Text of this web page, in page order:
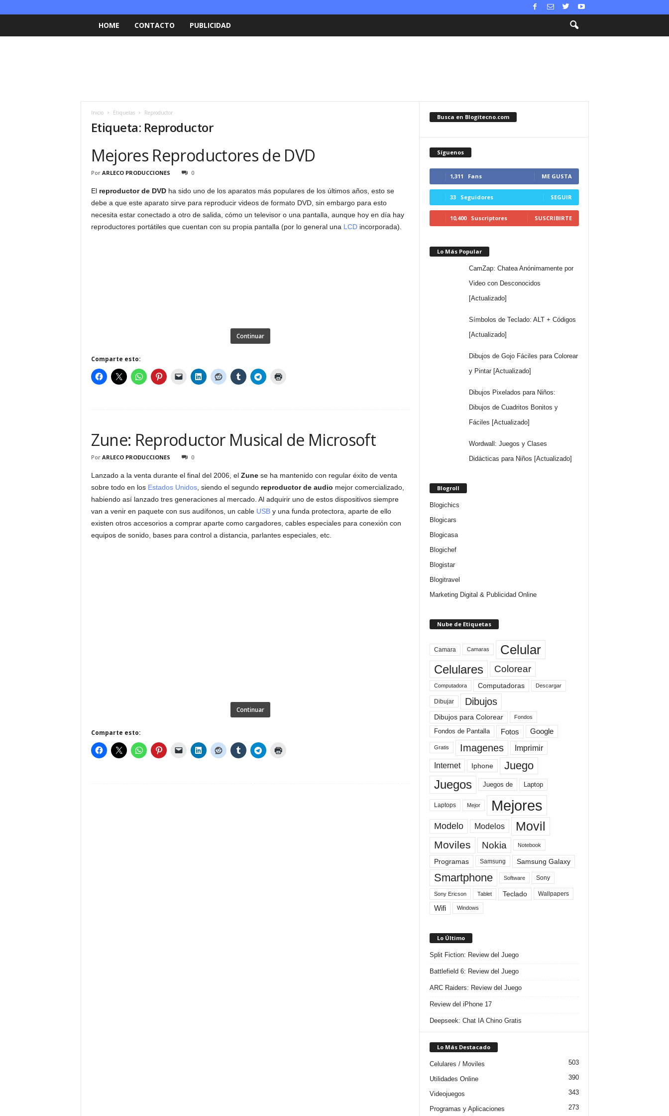
HOME CONTACTO PUBLICIDAD
Inicio Etiquetas Reproductor
Etiqueta: Reproductor
Mejores Reproductores de DVD
Por ARLECO PRODUCCIONES 0
El reproductor de DVDha sido uno de los aparatos más populares de los últimos años, esto se
debe a que este aparato sirve para reproducir videos de formato DVD, sin embargo para esto
necesita estar conectado a otro de salida, cómo un televisor o una pantalla, aunque hoy en día hay
reproductores portátiles que cuentan con su propia pantalla (por lo general una LCDincorporada).
Continuar
Comparte esto:
Zune: Reproductor Musical de Microsoft
Por ARLECO PRODUCCIONES 0
Lanzado a la venta durante el final del 2006, el Zunese ha mantenido con regular éxito de venta
sobre todo en los Estados Unidos, siendo el segundo reproductor de audio mejor comercializado,
habiendo así lanzado tres generaciones al mercado. Al adquirir uno de estos dispositivos siempre
van a venir en paquete con sus audífonos, un cable USBy una funda protectora, aparte de ello
existen otros accesorios a comprar aparte como cargadores, cables especiales para conexión con
equipos de sonido, bases para control a distancia, parlantes especiales, etc.
Continuar
Comparte esto:
Busca en Blogitecno.com
Síguenos
1,311 Fans ME GUSTA
33 Seguidores SEGUIR
10,400 Suscriptores SUSCRIBIRTE
Lo Más Popular
CamZap: Chatea Anónimamente por
Video con Desconocidos
[Actualizado]
Símbolos de Teclado: ALT + Códigos
[Actualizado]
Dibujos de Gojo Fáciles para Colorear
y Pintar [Actualizado]
Dibujos Pixelados para Niños:
Dibujos de Cuadritos Bonitos y
Fáciles [Actualizado]
Wordwall: Juegos y Clases
Didácticas para Niños [Actualizado]
Blogroll
Blogichics
Blogicars
Blogicasa
Blogichef
Blogistar
Blogitravel
Marketing Digital & Publicidad Online
Nube de Etiquetas
Camara Camaras Celular
Celulares Colorear
Computadora Computadoras Descargar
Dibujar Dibujos
Dibujos para Colorear Fondos
Fondos de Pantalla Fotos Google
Gratis Imagenes Imprimir
Internet Iphone Juego
Juegos Juegos de Laptop
Laptops Mejor Mejores
Modelo Modelos Movil
Moviles Nokia Notebook
Programas Samsung Samsung Galaxy
Smartphone Software Sony
Sony Ericson Tablet Teclado Wallpapers
Wifi Windows
Lo Último
Split Fiction: Review del Juego
Battlefield 6: Review del Juego
ARC Raiders: Review del Juego
Review del iPhone 17
Deepseek: Chat IA Chino Gratis
Lo Más Destacado
Celulares / Moviles 503
Utilidades Online 390
Videojuegos 343
Programas y Aplicaciones 273